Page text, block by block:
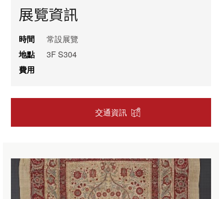
展覽資訊
時間
常設展覽
地點
3F S304
費用
交通資訊